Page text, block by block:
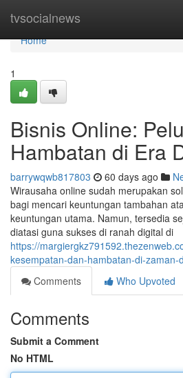
tvsocialnews
Home
Home
1
Bisnis Online:
Hambatan di Era
barrywqwb817803 60 days ago
Wirausaha online sudah merupakan
bagi mencari keuntungan tambahan
keuntungan utama. Namun, tersedia
diatasi guna sukses di ranah digital di
https://
kesempatan-dan-hambatan-di-zaman-
Comments
Who Upvoted
Comments
Submit a Comment
No HTML